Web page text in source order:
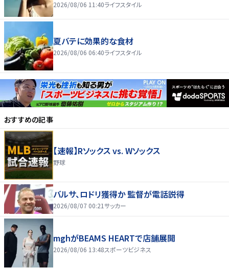
2026/08/06 11:40ライフスタイル
夏バテに効果的な食材
2026/08/06 06:40ライフスタイル
おすすめの記事
【速報】Rソックス vs. Wソックス
野球
バルサ、ロドリ獲得か 監督が電話説得
2026/08/07 00:21サッカー
mghがBEAMS HEARTで店舗展開
2026/08/06 13:48スポーツビジネス